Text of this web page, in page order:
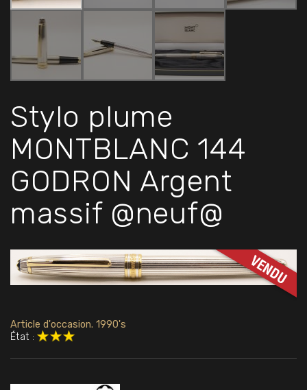
Stylo plume
MONTBLANC 144
GODRON Argent
massif @neuf@
Article d'occasion. 1990's
État :